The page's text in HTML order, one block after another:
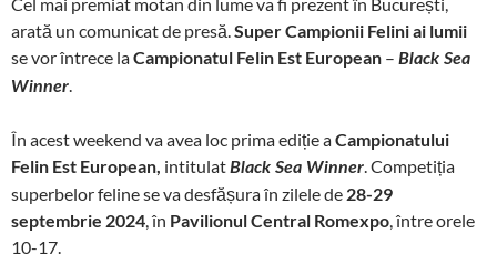
arată un comunicat de presă.Super Campionii Felini ai lumii
se vor întrece laCampionatul Felin Est European – Black Sea
Winner.
În acest weekend va avea loc prima ediție aCampionatului
Felin Est European, intitulatBlack Sea Winner. Competiția
superbelor feline se va desfășura în zilele de 28-29
septembrie 2024, în Pavilionul Central Romexpo, între orele
10-17.